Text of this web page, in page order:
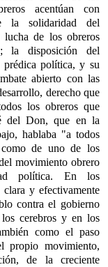
acentúan con
la solidaridad del
de los obreros
la disposición del
prédica política, y su
abierto con las
derecho que
los obreros que
del Don, que en la
hablaba "a todos
de uno de los
movimiento obrero
política. En los
clara y efectivamente
contra el gobierno
cerebros y en los
como el paso
propio movimiento,
de la creciente